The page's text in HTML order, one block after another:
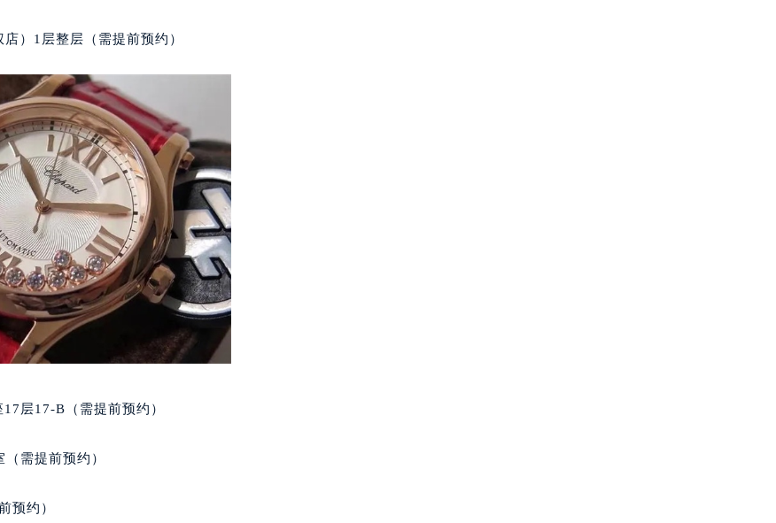
心（需提前预约）
中心（需提前预约）
务中心（需提前预约）
务中心（需提前预约）
务中心（需提前预约）
服务中心（需提前预约）
中心（需提前预约）
口萧邦售后服务中心（需提前预约）
表维修授权店1楼萧邦售后服务中心（需提前预约）
维修授权店1楼萧邦售后服务中心（需提前预约）
中心D座11层1102室萧邦售后服务中心（北京总部）（需提前预约）
W3座6层602室萧邦售后服务中心（需提前预约）
萧邦售后服务中心（需提前预约）
售后服务中心（需提前预约）
服务中心（需提前预约）
邦售后服务中心（需提前预约）
）1层整层（需提前预约）
层17-B（需提前预约）
需提前预约）
预约）